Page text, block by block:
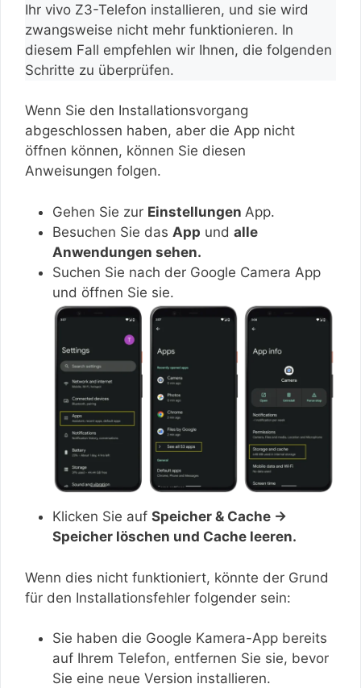
Ihr vivo Z3-Telefon installieren, und sie wird
zwangsweise nicht mehr funktionieren. In
diesem Fall empfehlen wir Ihnen, die folgenden
Schritte zu überprüfen.
Wenn Sie den Installationsvorgang
abgeschlossen haben, aber die App nicht
öffnen können, können Sie diesen
Anweisungen folgen.
Gehen Sie zur Einstellungen App.
Besuchen Sie das App und alle
Anwendungen sehen.
Suchen Sie nach der Google Camera App
und öffnen Sie sie.
Klicken Sie auf Speicher & Cache →
Speicher löschen und Cache leeren.
Wenn dies nicht funktioniert, könnte der Grund
für den Installationsfehler folgender sein:
Sie haben die Google Kamera-App bereits
auf Ihrem Telefon, entfernen Sie sie, bevor
Sie eine neue Version installieren.